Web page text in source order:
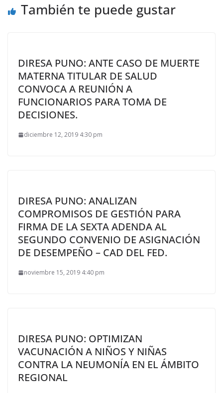
También te puede gustar
DIRESA PUNO: ANTE CASO DE MUERTE
MATERNA TITULAR DE SALUD
CONVOCA A REUNIÓN A
FUNCIONARIOS PARA TOMA DE
DECISIONES.
diciembre 12, 2019 4:30 pm
DIRESA PUNO: ANALIZAN
COMPROMISOS DE GESTIÓN PARA
FIRMA DE LA SEXTA ADENDA AL
SEGUNDO CONVENIO DE ASIGNACIÓN
DE DESEMPEÑO – CAD DEL FED.
noviembre 15, 2019 4:40 pm
DIRESA PUNO: OPTIMIZAN
VACUNACIÓN A NIÑOS Y NIÑAS
CONTRA LA NEUMONÍA EN EL ÁMBITO
REGIONAL